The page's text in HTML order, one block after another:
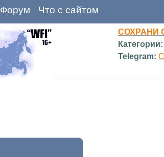
Форум Что с сайтом
СОХРАНИ
Категории:
Telegram: